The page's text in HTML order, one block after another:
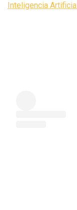
Inteligencia Artificial